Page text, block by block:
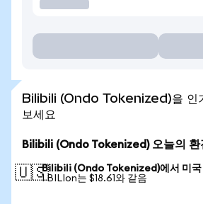
Bilibili (Ondo Tokenized)을 인
보세요
Bilibili (Ondo Tokenized) 오늘의 환
🇺🇸Bilibili (Ondo Tokenized)에서 미국
1 BILIon는 $18.61와 같음